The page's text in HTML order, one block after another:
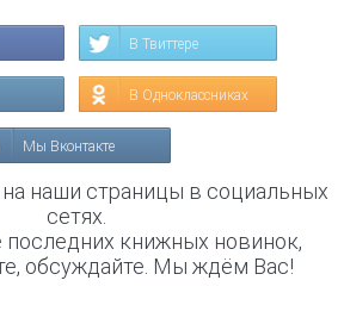
В Твиттере
В Одноклассниках
Мы Вконтакте
наши страницы в социальных
сетях.
последних книжных новинок,
обсуждайте. Мы ждём Вас!